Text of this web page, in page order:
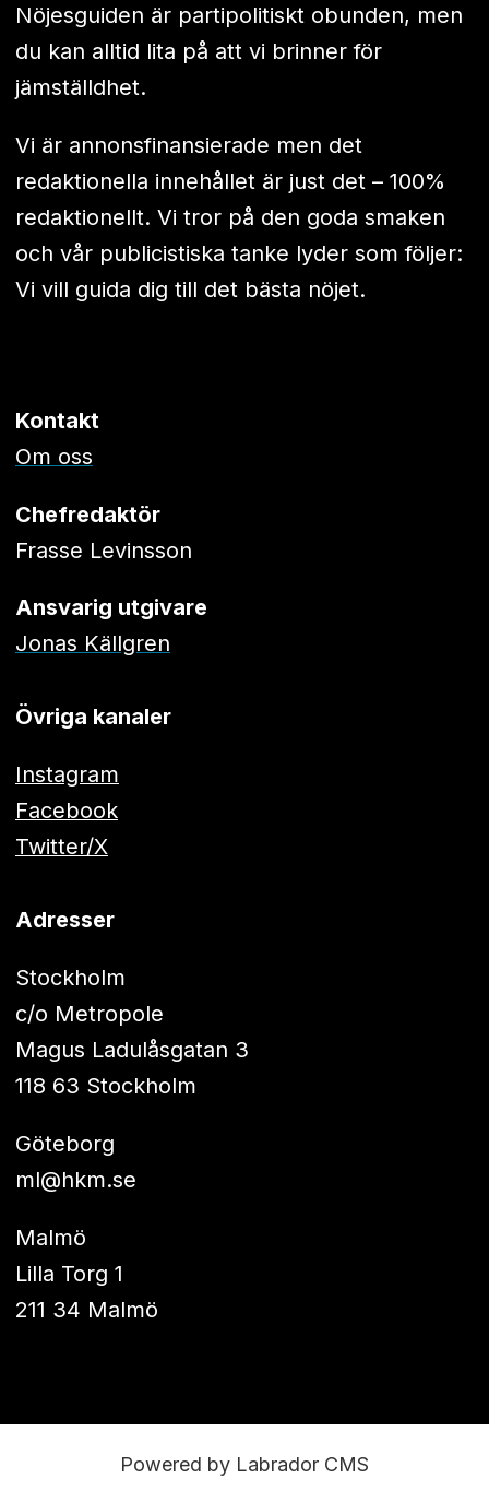
Nöjesguiden är partipolitiskt obunden, men
du kan alltid lita på att vi brinner för
jämställdhet.
Vi är annonsfinansierade men det
redaktionella innehållet är just det – 100%
redaktionellt. Vi tror på den goda smaken
och vår publicistiska tanke lyder som följer:
Vi vill guida dig till det bästa nöjet.
Kontakt
Om oss
Chefredaktör
Frasse Levinsson
Ansvarig utgivare
Jonas Källgren
Övriga kanaler
Instagram
Facebook
Twitter/X
Adresser
Stockholm
c/o Metropole
Magus Ladulåsgatan 3
118 63 Stockholm
Göteborg
ml@hkm.se
Malmö
Lilla Torg 1
211 34 Malmö
Powered by Labrador CMS